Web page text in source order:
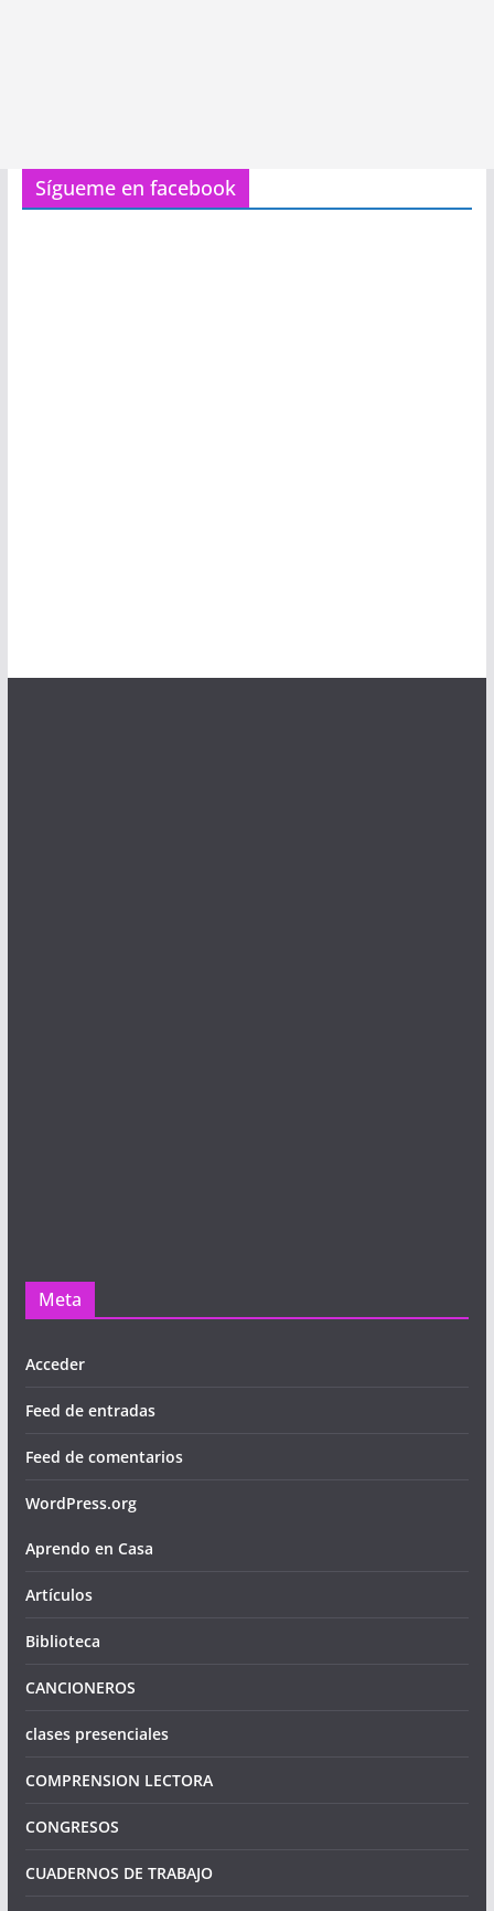
Sígueme en facebook
Meta
Acceder
Feed de entradas
Feed de comentarios
WordPress.org
Aprendo en Casa
Artículos
Biblioteca
CANCIONEROS
clases presenciales
COMPRENSION LECTORA
CONGRESOS
CUADERNOS DE TRABAJO